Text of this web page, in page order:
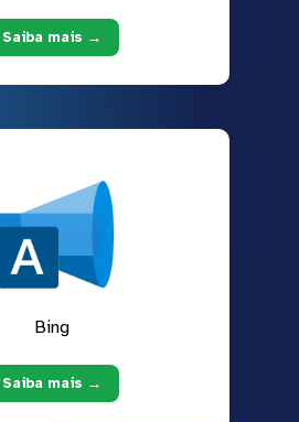
Saiba mais →
Bing
Saiba mais →